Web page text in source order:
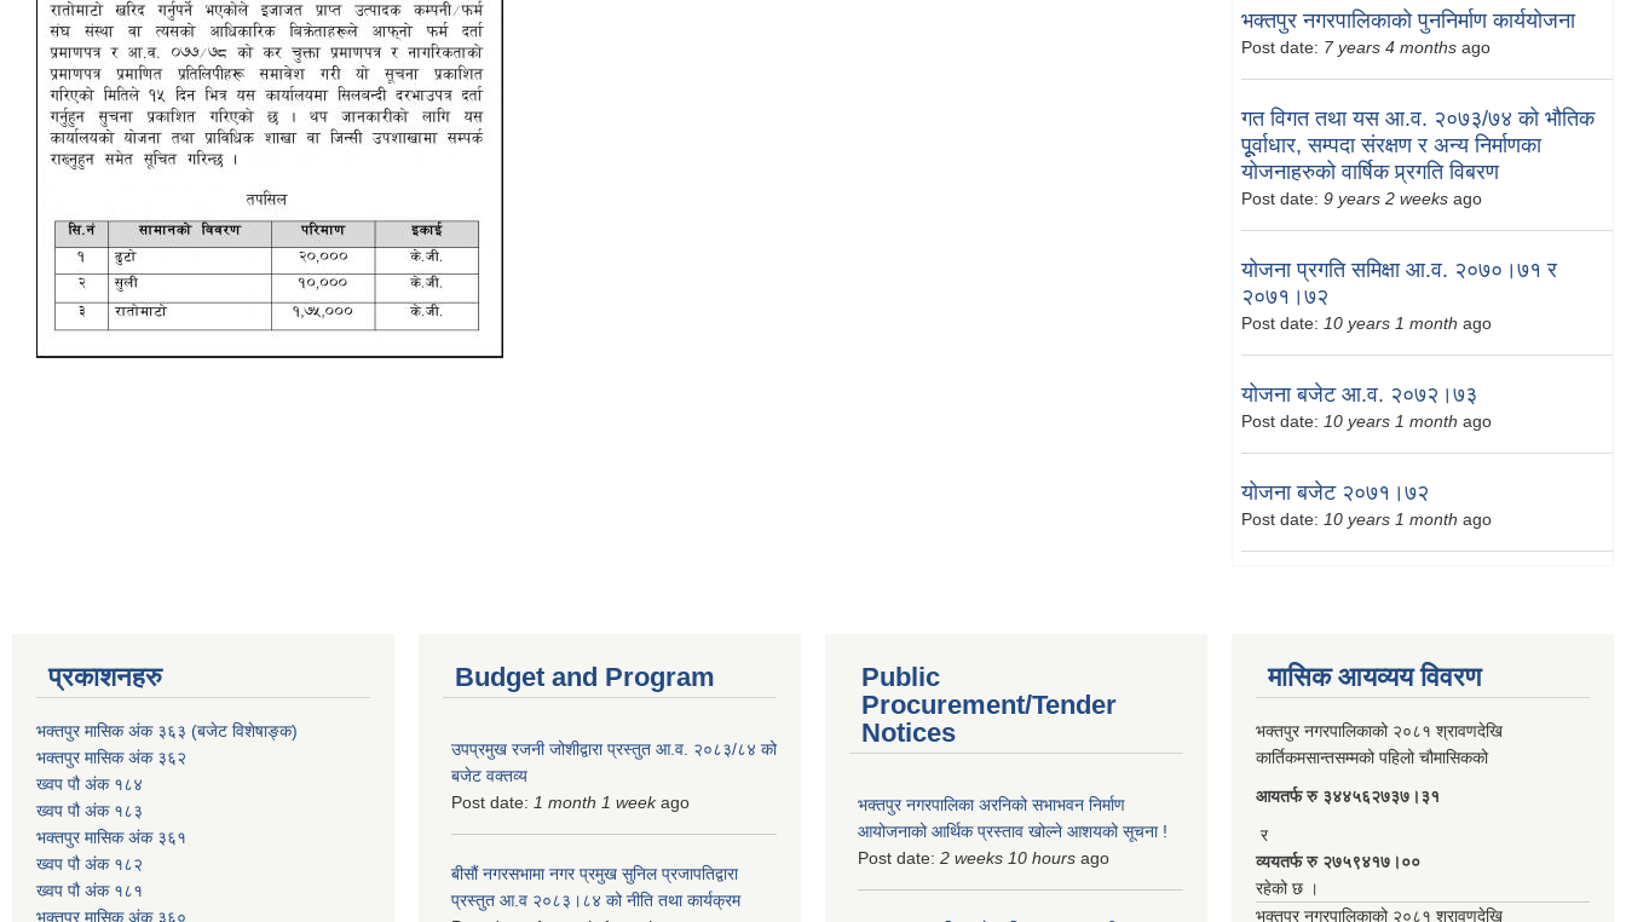
भक्तपुर नगरपालिकाको पुननिर्माण कार्ययोजना
Post date: 7 years 4 months ago
गत विगत तथा यस आ.व. २०७३/७४ को भौतिक
पूूर्वाधार, सम्पदा संरक्षण र अन्य निर्माणका
योजनाहरुको वार्षिक प्र्रगति विबरण
Post date: 9 years 2 weeks ago
योजना प्रगति समिक्षा आ.व. २०७०।७१ र
२०७१।७२
Post date: 10 years 1 month ago
योजना बजेट आ.व. २०७२।७३
Post date: 10 years 1 month ago
योजना बजेट २०७१।७२
Post date: 10 years 1 month ago
प्रकाशनहरु
भक्तपुर मासिक अंक ३६३ (बजेट विशेषाङ्क)
भक्तपुर मासिक अंक ३६२
ख्वप पौ अंक १८४
ख्वप पौ अंक १८३
भक्तपुर मासिक अंक ३६१
ख्वप पौ अंक १८२
ख्वप पौ अंक १८१
भक्तपुर मासिक अंक ३६०
Budget and Program
उपप्रमुख रजनी जोशीद्वारा प्रस्तुत आ.व. २०८३/८४ को
बजेट वक्तव्य
Post date: 1 month 1 weekago
बीसौं नगरसभामा नगर प्रमुख सुनिल प्रजापतिद्वारा
प्रस्तुत आ.व‍ २०८३।८४ को नीति तथा कार्यक्रम
Public
Procurement/Tender
Notices
भक्तपुर नगरपालिका अरनिको सभाभवन निर्माण
आयोजनाको आर्थिक प्रस्ताव खोल्ने आशयको सूचना !
Post date: 2 weeks 10 hours ago
मासिक आयव्यय विवरण
भक्तपुर नगरपालिकाको २०८१ श्रावणदेखि
कार्तिकमसान्तसम्मको पहिलो चौमासिकको
आयतर्फ रु‌ ३४४५६२७३७।३१
र
व्ययतर्फ रु २७५९४१७।००
रहेको छ ।
भक्तपुर नगरपालिकाको २०८१ श्रावणदेखि